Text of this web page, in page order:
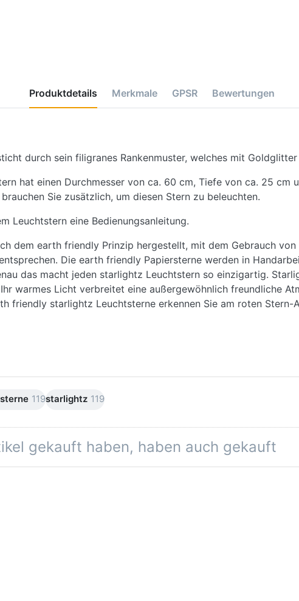
Produktdetails Merkmale GPSR Bewertungen
durch sein filigranes Rankenmuster, welches mit
hat einen Durchmesser von ca. 60 cm, Tiefe von ca. 25 cm
Sie zusätzlich, um diesen Stern zu beleuchten.
Leuchtstern eine Bedienungsanleitung.
dem earth friendly Prinzip hergestellt, mit dem Gebrauch
Die earth friendly Papiersterne werden in
das macht jeden starlightz Leuchtstern so einzigartig.
warmes Licht verbreitet eine außergewöhnlich freundliche
friendly starlightz Leuchtsterne erkennen Sie am roten
119starlightz 119
gekauft haben, haben auch gekauft